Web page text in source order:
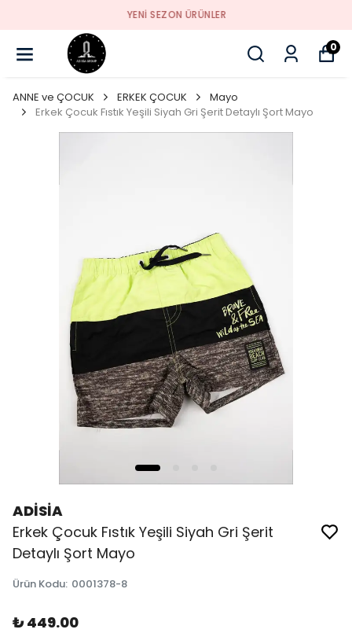
YENI SEZON ÜRÜNLER
0
ANNE ve ÇOCUK ERKEK ÇOCUK
Mayo
Erkek Çocuk Fıstık Yeşili Siyah Gri Şerit Detaylı Şort Mayo
ADİSİA
Erkek Çocuk Fıstık Yeşili Siyah Gri Şerit
Detaylı Şort Mayo
Ürün Kodu: 0001378-8
₺ 449.00